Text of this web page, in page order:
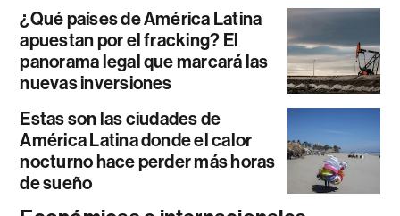
¿Qué países de América Latina
apuestan por el fracking? El
panorama legal que marcará las
nuevas inversiones
Estas son las ciudades de
América Latina donde el calor
nocturno hace perder más horas
de sueño